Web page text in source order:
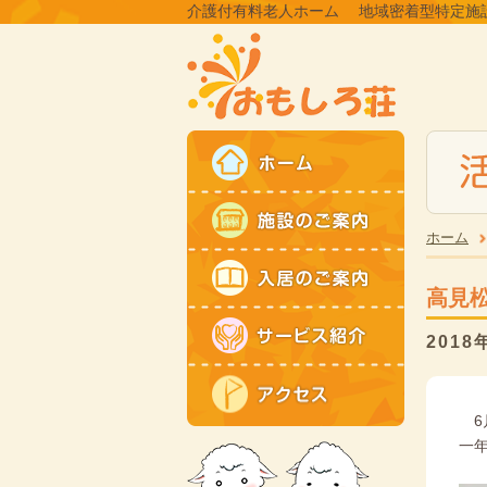
介護付有料老人ホーム 地域密着型特定施
ホーム
高見
2018
6
一